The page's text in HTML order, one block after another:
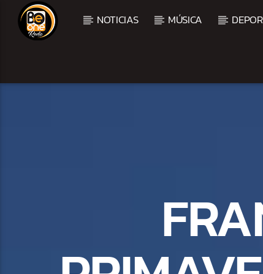
NOTICIAS MÚSICA